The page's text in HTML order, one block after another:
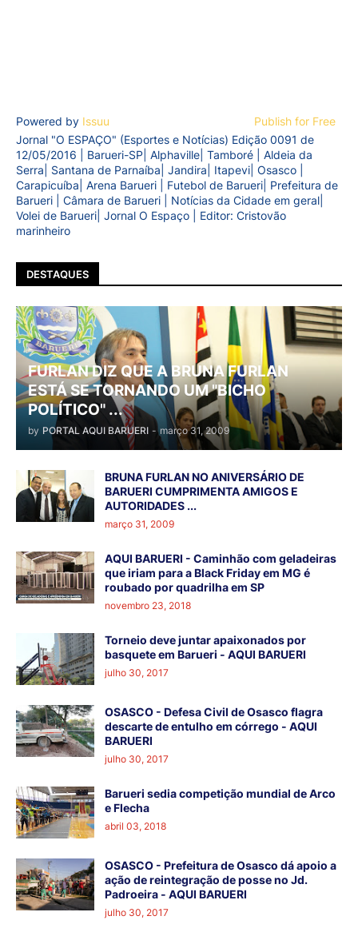
Powered by Issuu
Publish for Free
Jornal "O ESPAÇO" (Esportes e Notícias) Edição 0091 de
12/05/2016 | Barueri-SP| Alphaville| Tamboré | Aldeia da
Serra| Santana de Parnaíba| Jandira| Itapevi| Osasco |
Carapicuíba| Arena Barueri | Futebol de Barueri| Prefeitura de
Barueri | Câmara de Barueri | Notícias da Cidade em geral|
Volei de Barueri| Jornal O Espaço | Editor: Cristovão
marinheiro
DESTAQUES
FURLAN DIZ QUE A BRUNA FURLAN
ESTÁ SE TORNANDO UM "BICHO
POLÍTICO" ...
by PORTAL AQUI BARUERI - março 31, 2009
BRUNA FURLAN NO ANIVERSÁRIO DE
BARUERI CUMPRIMENTA AMIGOS E
AUTORIDADES ...
março 31, 2009
AQUI BARUERI - Caminhão com geladeiras
que iriam para a Black Friday em MG é
roubado por quadrilha em SP
novembro 23, 2018
Torneio deve juntar apaixonados por
basquete em Barueri - AQUI BARUERI
julho 30, 2017
OSASCO - Defesa Civil de Osasco flagra
descarte de entulho em córrego - AQUI
BARUERI
julho 30, 2017
Barueri sedia competição mundial de Arco
e Flecha
abril 03, 2018
OSASCO - Prefeitura de Osasco dá apoio a
ação de reintegração de posse no Jd.
Padroeira - AQUI BARUERI
julho 30, 2017